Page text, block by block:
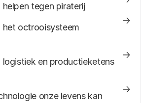
tegen piraterij
het octrooisysteem
logistiek en productieketens
onze levens kan